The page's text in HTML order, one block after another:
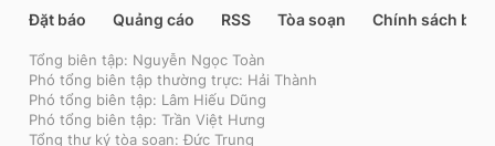
Đặt báo Quảng cáo RSS Tòa soạn Chính sách bảo
Tổng biên tập: Nguyễn Ngọc Toàn
Phó tổng biên tập thường trực: Hải Thành
Phó tổng biên tập: Lâm Hiếu Dũng
Phó tổng biên tập: Trần Việt Hưng
Tổng thư ký tòa soạn: Đức Trung